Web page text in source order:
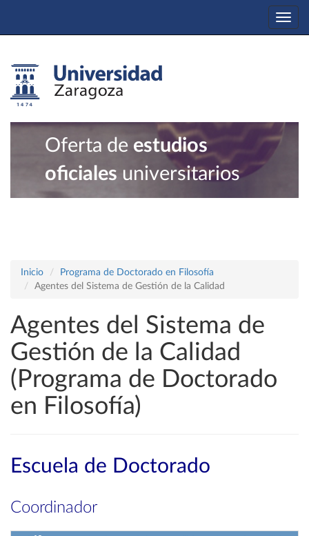
Oferta de estudios
oficiales universitarios
Inicio
Programa de Doctorado en Filosofía
Agentes del Sistema de Gestión de la Calidad
Agentes del Sistema de
Gestión de la Calidad
(Programa de Doctorado
en Filosofía)
Escuela de Doctorado
Coordinador